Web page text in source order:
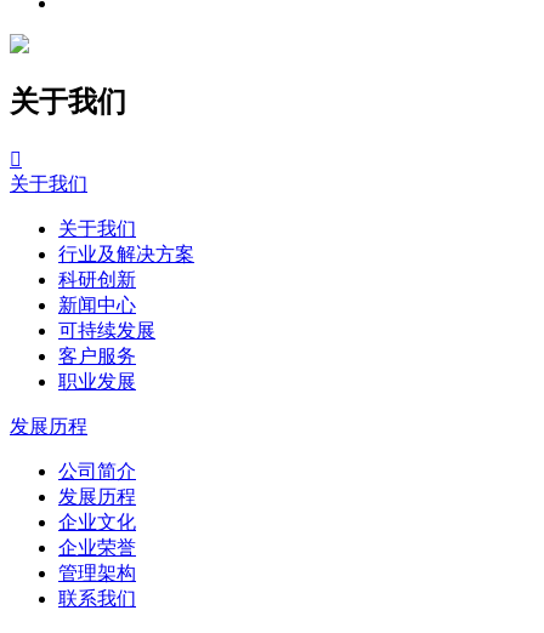
关于我们

关于我们
关于我们
行业及解决方案
科研创新
新闻中心
可持续发展
客户服务
职业发展
发展历程
公司简介
发展历程
企业文化
企业荣誉
管理架构
联系我们